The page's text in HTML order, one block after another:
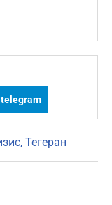
telegram
Тегеран